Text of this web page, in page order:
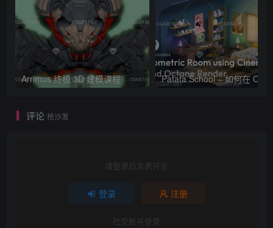
Arrimus 终极 3D 建模课程
评论 抢沙发
请登录后发表评论
登录 注册
社交账号登录